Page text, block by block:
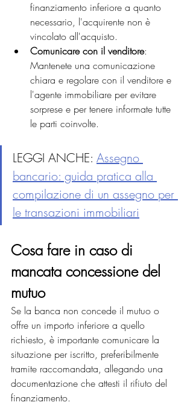
finanziamento inferiore a quanto
necessario, l'acquirente non è
vincolato all'acquisto.
Comunicare con il venditore:
Mantenete una comunicazione
chiara e regolare con il venditore e
l'agente immobiliare per evitare
sorprese e per tenere informate tutte
le parti coinvolte.
LEGGI ANCHE: Assegno
bancario: guida pratica alla
compilazione di un assegno per
le transazioni immobiliari
Cosa fare in caso di
mancata concessione del
mutuo
Se la banca non concede il mutuo o
offre un importo inferiore a quello
richiesto, è importante comunicare la
situazione per iscritto, preferibilmente
tramite raccomandata, allegando una
documentazione che attesti il rifiuto del
finanziamento.